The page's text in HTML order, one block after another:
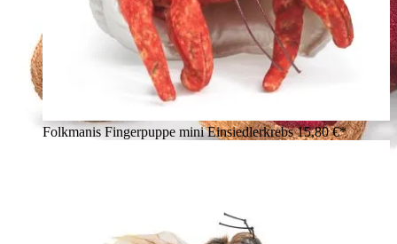
Folkmanis Fingerpuppe mini Einsiedlerkrebs15,80 €*